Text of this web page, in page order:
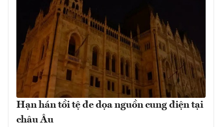
Hạn hán tồi tệ đe dọa nguồn cung điện tại
châu Âu